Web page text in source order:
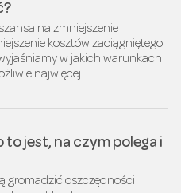
na zmniejszenie
kosztów zaciągniętego
w jakich warunkach
najwięcej.
jest, na czym polega i
gromadzić oszczędności